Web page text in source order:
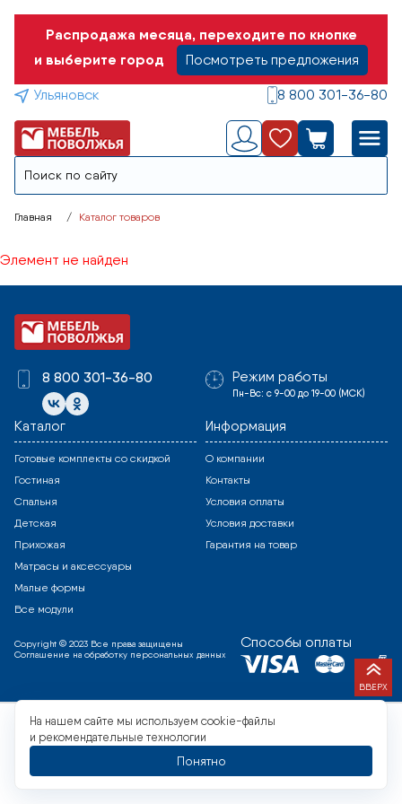
Распродажа месяца, переходите по кнопке
и выберите город
Посмотреть предложения
Ульяновск 8 800 301-36-80
Главная Каталог товаров
Элемент не найден
8 800 301-36-80 Режим работы
Пн-Вс: с 9-00 до 19-00 (МСК)
Каталог
Готовые комплекты со скидкой
Гостиная
Спальня
Детская
Прихожая
Матрасы и аксессуары
Малые формы
Все модули
Информация
О компании
Контакты
Условия оплаты
Условия доставки
Гарантия на товар
Copyright © 2023 Все права защищены
Соглашение на обработку персональных данных
Способы оплаты
ВВЕРХ
На нашем сайте мы используем cookie-файлы
и рекомендательные технологии
Понятно